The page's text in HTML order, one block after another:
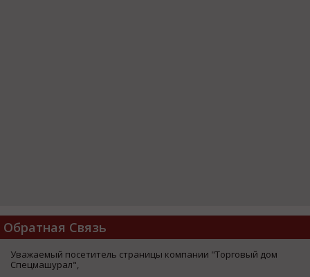
Обратная Связь
Уважаемый посетитель страницы компании "Торговый дом
Спецмашурал",